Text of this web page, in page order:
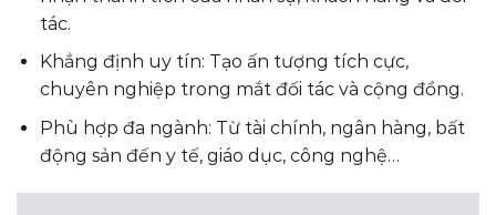
tác.
Khẳng định uy tín: Tạo ấn tượng tích cực,
chuyên nghiệp trong mắt đối tác và cộng đồng.
Phù hợp đa ngành: Từ tài chính, ngân hàng, bất
động sản đến y tế, giáo dục, công nghệ…